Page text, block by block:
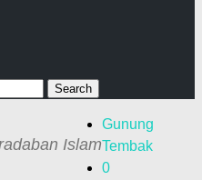
Islam
Gunung
Tembak
0